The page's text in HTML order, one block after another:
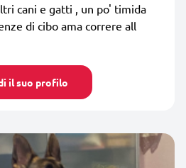
cani e gatti , un po' timida
di cibo ama correre all
il suo profilo